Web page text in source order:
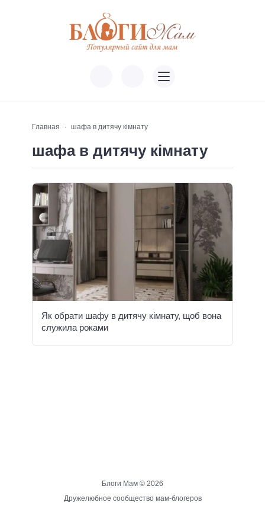
Главная шафа в дитячу кімнату
шафа в дитячу кімнату
Як обрати шафу в дитячу кімнату, щоб вона
служила роками
Блоги Мам © 2026
Дружелюбное сообщество мам-блогеров